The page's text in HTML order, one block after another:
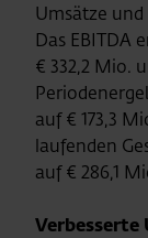
Umsätze
Das EBITDA
€ 332,2 Mio.
auf € 173,3
laufenden
auf € 286,1